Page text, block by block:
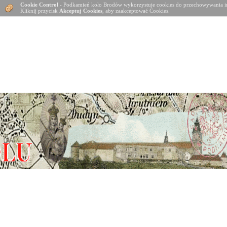
Cookie Control - Podkamień koło Brodów wykorzystuje cookies do
Kliknij przycisk Akceptuj Cookies , aby zaakceptować Cookies.